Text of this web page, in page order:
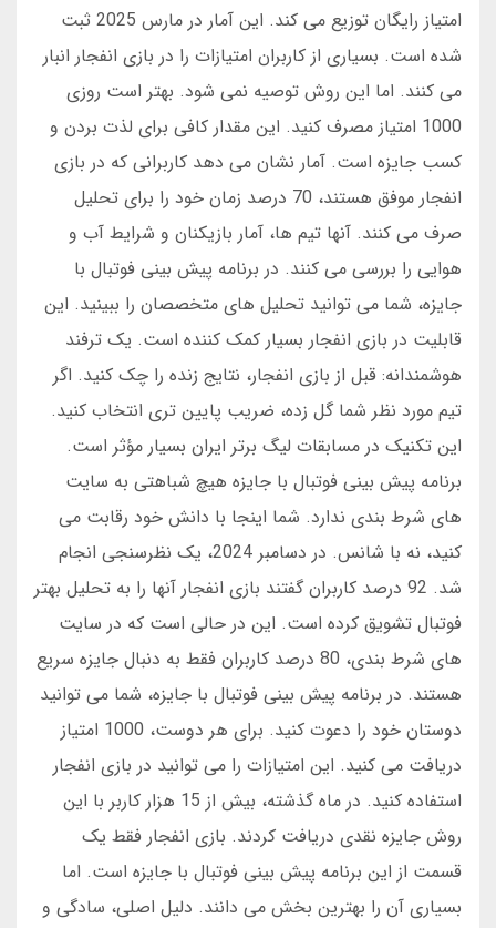
امتیاز رایگان توزیع می کند. این آمار در مارس 2025 ثبت
شده است. بسیاری از کاربران امتیازات را در بازی انفجار انبار
می کنند. اما این روش توصیه نمی شود. بهتر است روزی
1000 امتیاز مصرف کنید. این مقدار کافی برای لذت بردن و
کسب جایزه است. آمار نشان می دهد کاربرانی که در بازی
انفجار موفق هستند، 70 درصد زمان خود را برای تحلیل
صرف می کنند. آنها تیم ها، آمار بازیکنان و شرایط آب و
هوایی را بررسی می کنند. در برنامه پیش بینی فوتبال با
جایزه، شما می توانید تحلیل های متخصصان را ببینید. این
قابلیت در بازی انفجار بسیار کمک کننده است. یک ترفند
هوشمندانه: قبل از بازی انفجار، نتایج زنده را چک کنید. اگر
تیم مورد نظر شما گل زده، ضریب پایین تری انتخاب کنید.
این تکنیک در مسابقات لیگ برتر ایران بسیار مؤثر است.
برنامه پیش بینی فوتبال با جایزه هیچ شباهتی به سایت
های شرط بندی ندارد. شما اینجا با دانش خود رقابت می
کنید، نه با شانس. در دسامبر 2024، یک نظرسنجی انجام
شد. 92 درصد کاربران گفتند بازی انفجار آنها را به تحلیل بهتر
فوتبال تشویق کرده است. این در حالی است که در سایت
های شرط بندی، 80 درصد کاربران فقط به دنبال جایزه سریع
هستند. در برنامه پیش بینی فوتبال با جایزه، شما می توانید
دوستان خود را دعوت کنید. برای هر دوست، 1000 امتیاز
دریافت می کنید. این امتیازات را می توانید در بازی انفجار
استفاده کنید. در ماه گذشته، بیش از 15 هزار کاربر با این
روش جایزه نقدی دریافت کردند. بازی انفجار فقط یک
قسمت از این برنامه پیش بینی فوتبال با جایزه است. اما
بسیاری آن را بهترین بخش می دانند. دلیل اصلی، سادگی و